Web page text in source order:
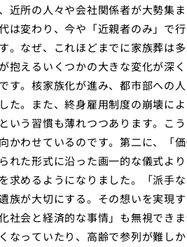
近所の人々や会社関係者が大勢集
は変わり、今や「近親者のみ」で
。なぜ、これほどまでに家族葬は
抱えるいくつかの大きな変化が深
す。核家族化が進み、都市部への
た。また、終身雇用制度の崩壊に
いう習慣も薄れつつあります。こ
かわせているのです。第二に、「
れた形式に沿った画一的な儀式よ
求めるようになりました。「派手
族が大切にする。その想いを実現
社会と経済的な事情」も無視でき
なっていたり、高齢で参列が難し